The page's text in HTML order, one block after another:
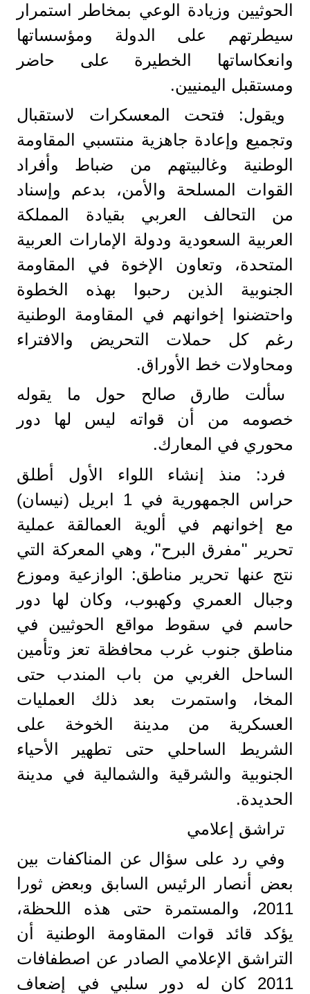
الحوثيين وزيادة الوعي بمخاطر استمرار
سيطرتهم على الدولة ومؤسساتها
وانعكاساتها الخطيرة على حاضر
ومستقبل اليمنيين.
ويقول: فتحت المعسكرات لاستقبال
وتجميع وإعادة جاهزية منتسبي المقاومة
الوطنية وغالبيتهم من ضباط وأفراد
القوات المسلحة والأمن، بدعم وإسناد
من التحالف العربي بقيادة المملكة
العربية السعودية ودولة الإمارات العربية
المتحدة، وتعاون الإخوة في المقاومة
الجنوبية الذين رحبوا بهذه الخطوة
واحتضنوا إخوانهم في المقاومة الوطنية
رغم كل حملات التحريض والافتراء
ومحاولات خط الأوراق.
سألت طارق صالح حول ما يقوله
خصومه من أن قواته ليس لها دور
محوري في المعارك.
فرد: منذ إنشاء اللواء الأول أطلق
حراس الجمهورية في 1 ابريل (نيسان)
مع إخوانهم في ألوية العمالقة عملية
تحرير "مفرق البرح"، وهي المعركة التي
نتج عنها تحرير مناطق: الوازعية وموزع
وجبال العمري وكهبوب، وكان لها دور
حاسم في سقوط مواقع الحوثيين في
مناطق جنوب غرب محافظة تعز وتأمين
الساحل الغربي من باب المندب حتى
المخا، واستمرت بعد ذلك العمليات
العسكرية من مدينة الخوخة على
الشريط الساحلي حتى تطهير الأحياء
الجنوبية والشرقية والشمالية في مدينة
الحديدة.
تراشق إعلامي
وفي رد على سؤال عن المناكفات بين
بعض أنصار الرئيس السابق وبعض ثورا
2011، والمستمرة حتى هذه اللحظة،
يؤكد قائد قوات المقاومة الوطنية أن
التراشق الإعلامي الصادر عن اصطفافات
2011 كان له دور سلبي في إضعاف